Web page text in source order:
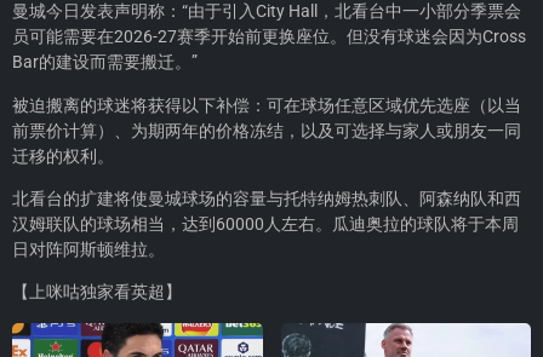
曼城今日发表声明称：“由于引入City Hall，北看台中一小部分季票会
员可能需要在2026-27赛季开始前更换座位。但没有球迷会因为Cross
Bar的建设而需要搬迁。”
被迫搬离的球迷将获得以下补偿：可在球场任意区域优先选座（以当
前票价计算）、为期两年的价格冻结，以及可选择与家人或朋友一同
迁移的权利。
北看台的扩建将使曼城球场的容量与托特纳姆热刺队、阿森纳队和西
汉姆联队的球场相当，达到60000人左右。瓜迪奥拉的球队将于本周
日对阵阿斯顿维拉。
【上咪咕独家看英超】